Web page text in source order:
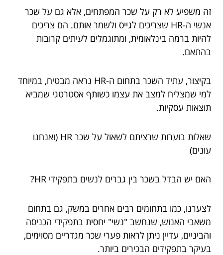
זה משפיע לא רק על שכר המפתחים, אלא גם על שכר
אנשי ה-HR שצריכים לגייס ולשמר אותם. הם צריכים
להיות ברמה בינלאומית, ומתוגמלים לעיתים קרובות
בהתאם.
בקיצור, עתיד השכר בתחום ה-HR נראה מבטיח, במיוחד
למי שמצליח למצב את עצמו כשותף אסטרטגי שמביא
תוצאות עסקיות.
שאלות בוערות שרציתם לשאול על שכר HR (ואנחנו
עונים)
האם יש הבדל בשכר בין גברים לנשים בתפקידי HR?
לצערנו, כמו בתחומים רבים אחרים במשק, גם בתחום
משאבי האנוש, שנחשב "נשי" יחסית בתפקידי הכניסה
והביניים, עדיין ניתן לראות פערי שכר מגדריים מסוימים,
בעיקר בתפקידים הבכירים ביותר.